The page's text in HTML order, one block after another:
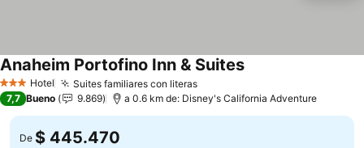
3 Estrellas
Hotel Suites familiares con literas
Anaheim Portofino Inn & Suites
7,7 Bueno 9.869 a 0.6 km de: Disney's California Adventure
De $ 445.470